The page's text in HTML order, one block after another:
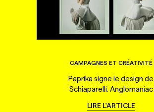
CAMPAGNES ET CRÉATIVITÉ
Paprika signe le design de
Schiaparelli: Anglomaniac
LIRE L'ARTICLE